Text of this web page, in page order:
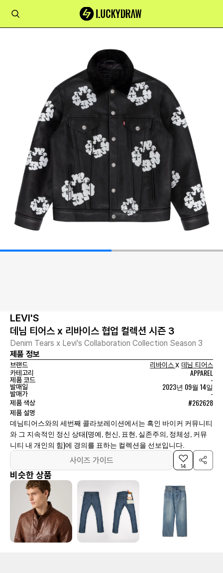
LEVI'S
데님 티어스 x 리바이스 협업 컬렉션 시즌 3
Denim Tears x Levi's Collaboration Collection Season 3
제품 정보
브랜드 리바이스x 데님 티어스
카테고리
APPAREL
제품 코드 -
발매일 2023년 09월 14일
발매가 -
제품 색상 #262628
제품 설명
데님티어스와의 세번째 콜라보레이션에서는 흑인 바이커 커뮤니티
와 그 지속적인 정신 상태(명예, 헌신, 표현, 실존주의, 정체성, 커뮤
니티 내 개인의 힘)에 경의를 표하는 컬렉션을 선보입니다.
사이즈 가이드
14
비슷한 상품